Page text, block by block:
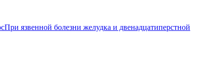
При язвенной болезни желудка и двенадцатиперстной